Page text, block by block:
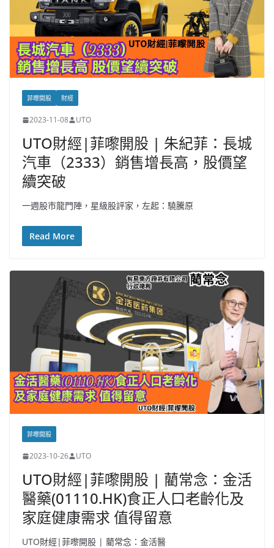
菲嚟開股 財經
2023-11-08 UTO
UTO財經|菲嚟開股 | 朱紀菲：長城
汽車（2333）銷售增長高，股價望
續突破
一週股市龍門陣，星級股評家，左起：驍騰原
Read More
菲嚟開股
2023-10-26 UTO
UTO財經|菲嚟開股 | 藺常念：金活
醫藥(01110.HK)食正人口老齡化及
家庭健康需求 值得留意
UTO財經|菲嚟開股 | 藺常念：金活醫